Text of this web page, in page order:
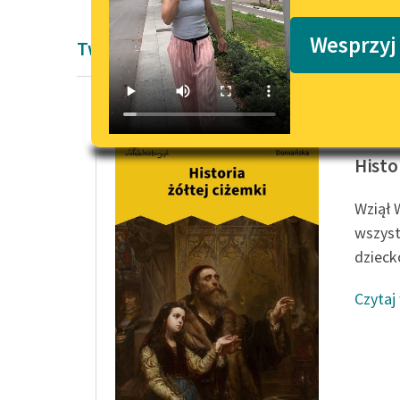
Twórczość Antoniny Domańskiej
Wziął
Czytaj